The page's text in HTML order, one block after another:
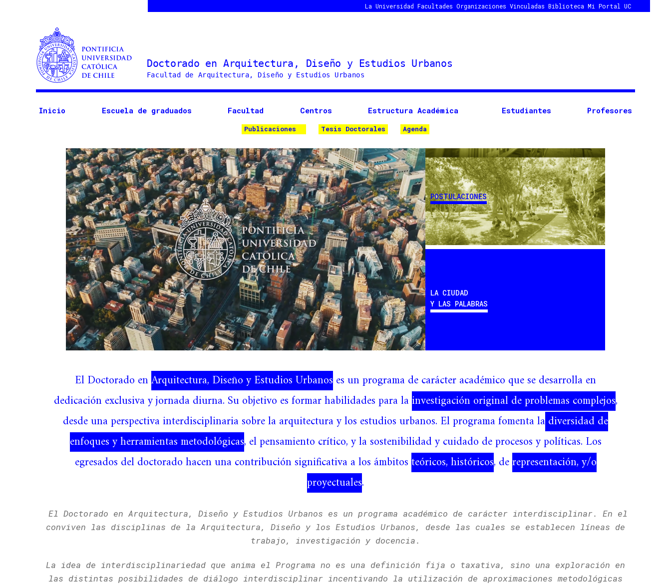
La Universidad Facultades Organizaciones Vinculadas Biblioteca Mi Portal UC
Doctorado
Arquitectura
Inicio Escuela de graduados Facultad Centros Estructura Académica Estudiantes Profesores
Publicaciones Tesis Doctorales Agenda
POSTULACIONES
LA CIUDAD
Y LAS PALABRAS
El Doctorado enArquitectura, Diseño y Estudios Urbanos es un programa de carácter académico que se desarrolla en
dedicación exclusiva y jornada diurna. Su objetivo es formar habilidades para lainvestigación original de problemas complejos,
desde una perspectiva interdisciplinaria sobre la arquitectura y los estudios urbanos. El programa fomenta ladiversidad de
enfoques y herramientas metodológicas, el pensamiento crítico, y la sostenibilidad y cuidado de procesos y políticas. Los
egresados del doctorado hacen una contribución significativa a los ámbitosteóricos, históricos, derepresentación, y/o
proyectuales.
El Doctorado en Arquitectura, Diseño y Estudios Urbanos es un programa académico de carácter interdisciplinar. En el
conviven las disciplinas de la Arquitectura, Diseño y los Estudios Urbanos, desde las cuales se establecen líneas de
trabajo, investigación y docencia.
La idea de interdisciplinariedad que anima el Programa no es una definición fija o taxativa, sino una exploración en
las distintas posibilidades de diálogo interdisciplinar incentivando la utilización de aproximaciones metodológicas